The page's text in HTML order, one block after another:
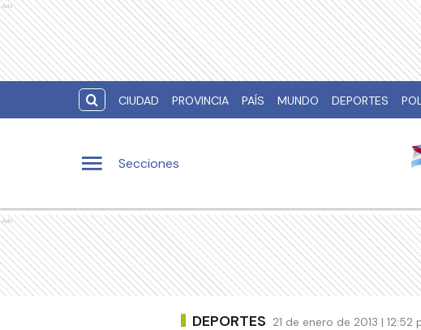
Ads
CIUDAD PROVINCIA PAÍS MUNDO DEPORTES
Secciones
Ads
DEPORTES 21 de enero de 2013 |